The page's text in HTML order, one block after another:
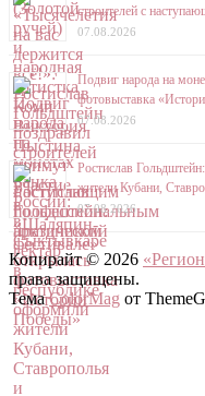
строителей с
07.08.2026
Подвиг народа на
фотовыставка
07.08.2026
Ростислав
жители Кубани,
07.08.2026
Копирайт © 2026
права защищены.
ТемаColorMag от